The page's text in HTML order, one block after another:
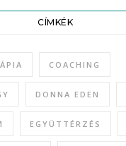
CÍMKÉK
COACHING
DONNA EDEN
EGYÜTTÉRZÉS